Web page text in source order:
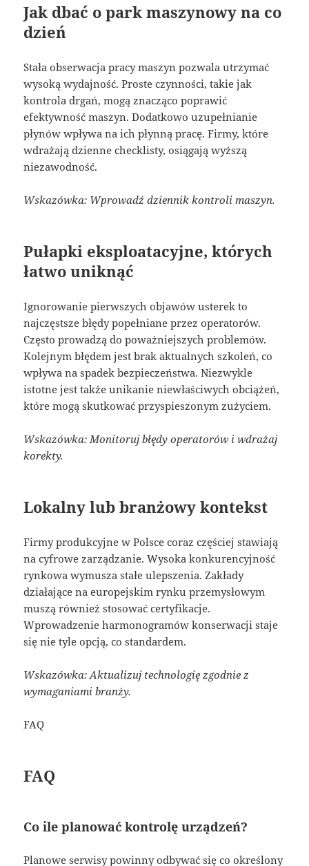
Jak dbać o park maszynowy na co
dzień
Stała obserwacja pracy maszyn pozwala utrzymać
wysoką wydajność. Proste czynności, takie jak
kontrola drgań, mogą znacząco poprawić
efektywność maszyn. Dodatkowo uzupełnianie
płynów wpływa na ich płynną pracę. Firmy, które
wdrażają dzienne checklisty, osiągają wyższą
niezawodność.
Wskazówka: Wprowadź dziennik kontroli maszyn.
Pułapki eksploatacyjne, których
łatwo uniknąć
Ignorowanie pierwszych objawów usterek to
najczęstsze błędy popełniane przez operatorów.
Często prowadzą do poważniejszych problemów.
Kolejnym błędem jest brak aktualnych szkoleń, co
wpływa na spadek bezpieczeństwa. Niezwykle
istotne jest także unikanie niewłaściwych obciążeń,
które mogą skutkować przyspieszonym zużyciem.
Wskazówka: Monitoruj błędy operatorów i wdrażaj
korekty.
Lokalny lub branżowy kontekst
Firmy produkcyjne w Polsce coraz częściej stawiają
na cyfrowe zarządzanie. Wysoka konkurencyjność
rynkowa wymusza stałe ulepszenia. Zakłady
działające na europejskim rynku przemysłowym
muszą również stosować certyfikacje.
Wprowadzenie harmonogramów konserwacji staje
się nie tyle opcją, co standardem.
Wskazówka: Aktualizuj technologię zgodnie z
wymaganiami branży.
FAQ
FAQ
Co ile planować kontrolę urządzeń?
Planowe serwisy powinny odbywać się co określony